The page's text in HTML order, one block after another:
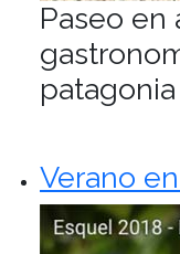
Paseo en
Verano